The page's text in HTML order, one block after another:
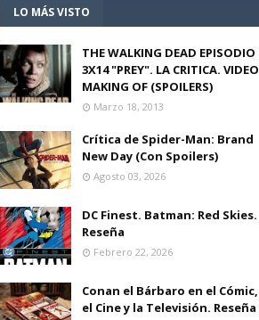
LO MÁS VISTO
THE WALKING DEAD EPISODIO
3X14 "PREY". LA CRITICA. VIDEO
MAKING OF (SPOILERS)
Marzo 18, 2013
Crítica de Spider-Man: Brand
New Day (Con Spoilers)
Agosto 03, 2026
DC Finest. Batman: Red Skies.
Reseña
Febrero 22, 2026
Conan el Bárbaro en el Cómic,
el Cine y la Televisión. Reseña